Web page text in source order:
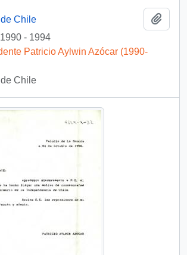
Chile
1990 - 1994
Patricio Aylwin Azócar (1990-
Chile